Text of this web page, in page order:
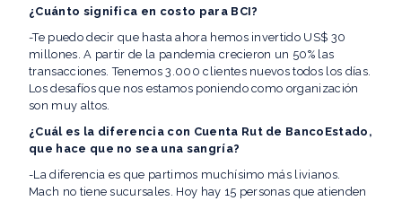
¿Cuánto significa en costo para BCI?
-Te puedo decir que hasta ahora hemos invertido US$ 30
millones. A partir de la pandemia crecieron un 50% las
transacciones. Tenemos 3.000 clientes nuevos todos los días.
Los desafíos que nos estamos poniendo como organización
son muy altos.
¿Cuál es la diferencia con Cuenta Rut de BancoEstado,
que hace que no sea una sangría?
-La diferencia es que partimos muchísimo más livianos.
Mach no tiene sucursales. Hoy hay 15 personas que atienden